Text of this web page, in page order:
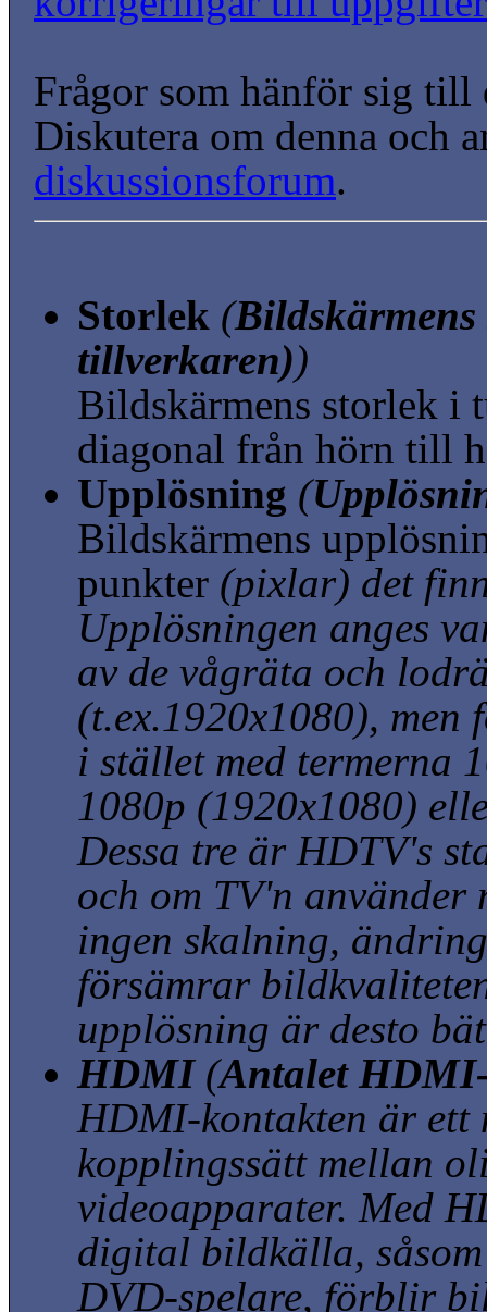
Frågor som hänför sig till
Diskutera om denna och
diskussionsforum.
Storlek (
tillverkaren))
Bildskärmens storlek i
diagonal från hörn till
Upplösning (
Bildskärmens
punkter (pixlar) det
Upplösningen anges
av de vågräta och
(t.ex.1920x1080), men
i stället med termerna
1080p (1920x1080)
Dessa tre är HDTV's
och om TV'n använder
ingen skalning,
försämrar
upplösning är desto
HDMI (Antalet
HDMI-kontakten är
kopplingssätt mellan
videoapparater. Med
digital bildkälla,
DVD-spelare, förblir